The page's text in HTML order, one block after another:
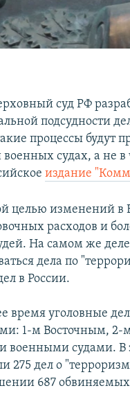
суд РФ
подсудности
процессы будут
военных судах, а не
издание
целью изменений в
расходов и
На самом же
дела по
в России.
время уголовные
1-м Восточным,
судами. В
275 дел о
687